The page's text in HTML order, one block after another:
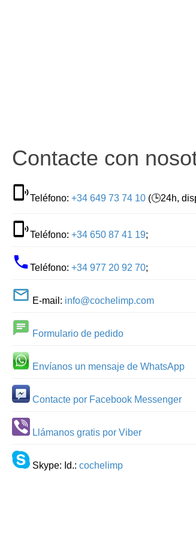
Contacte con
Teléfono: +34 649 73 74 10 (🕒24h,
Teléfono: +34 650 87 41 19;
Teléfono: +34 977 20 92 70;
E-mail: info@cochelimp.com
Formulario de pedido
Envíanos un mensaje de WhatsApp
Contacte por Facebook Messenger
Llámanos gratis por Viber
Skype: Id.: cochelimp